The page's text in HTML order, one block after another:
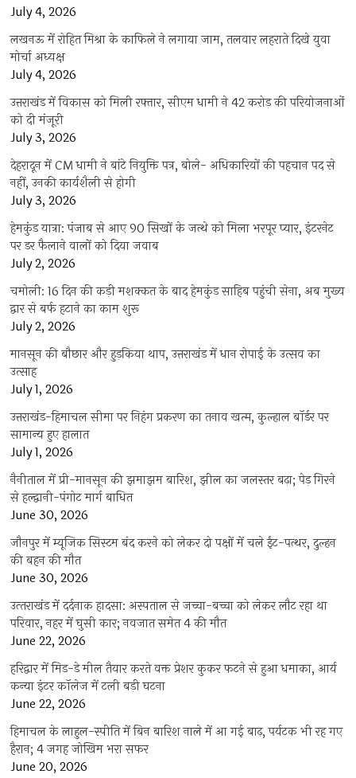
July 4, 2026
लखनऊ में रोहित मिश्रा के काफिले ने लगाया जाम, तलवार लहराते दिखे युवा
मोर्चा अध्यक्ष
July 4, 2026
उत्तराखंड में विकास को मिली रफ्तार, सीएम धामी ने 42 करोड़ की परियोजनाओं
को दी मंजूरी
July 3, 2026
देहरादून में CM धामी ने बांटे नियुक्ति पत्र, बोले- अधिकारियों की पहचान पद से
नहीं, उनकी कार्यशैली से होगी
July 3, 2026
हेमकुंड यात्रा: पंजाब से आए 90 सिखों के जत्थे को मिला भरपूर प्यार, इंटरनेट
पर डर फैलाने वालों को दिया जवाब
July 2, 2026
चमोली: 16 दिन की कड़ी मशक्कत के बाद हेमकुंड साहिब पहुंची सेना, अब मुख्य
द्वार से बर्फ हटाने का काम शुरू
July 2, 2026
मानसून की बौछार और हुड़किया थाप, उत्तराखंड में धान रोपाई के उत्सव का
उत्साह
July 1, 2026
उत्तराखंड-हिमाचल सीमा पर निहंग प्रकरण का तनाव खत्म, कुल्हाल बॉर्डर पर
सामान्य हुए हालात
July 1, 2026
नैनीताल में प्री-मानसून की झमाझम बारिश, झील का जलस्तर बढ़ा; पेड़ गिरने
से हल्द्वानी-पंगोट मार्ग बाधित
June 30, 2026
जौनपुर में म्यूजिक सिस्टम बंद करने को लेकर दो पक्षों में चले ईंट-पत्थर, दुल्हन
की बहन की मौत
June 30, 2026
उत्‍तराखंड में दर्दनाक हादसा: अस्पताल से जच्चा-बच्चा को लेकर लौट रहा था
परिवार, नहर में घुसी कार; नवजात समेत 4 की मौत
June 22, 2026
हरिद्वार में मिड-डे मील तैयार करते वक्त प्रेशर कुकर फटने से हुआ धमाका, आर्य
कन्या इंटर कॉलेज में टली बड़ी घटना
June 22, 2026
हिमाचल के लाहुल-स्पीति में बिन बारिश नाले में आ गई बाढ़, पर्यटक भी रह गए
हैरान; 4 जगह जोखिम भरा सफर
June 20, 2026